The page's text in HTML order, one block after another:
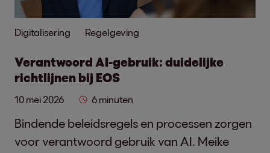
Digitalisering Regelgeving
Verantwoord AI-gebruik: duidelijke
richtlijnen bij EOS
10 mei 2026 6 minuten
Bindende beleidsregels en processen zorgen
voor verantwoord gebruik van AI. Meike